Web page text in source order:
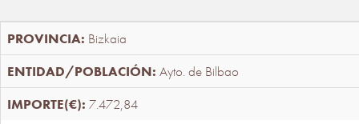
Bizkaia
Ayto. de Bilbao
7.472,84